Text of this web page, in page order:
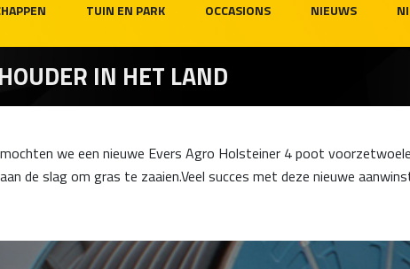
TUIN EN PARK OCCASIONS NIEUWS
IN HET LAND
we een nieuwe Evers Agro Holsteiner 4 poot
de slag om gras te zaaien.Veel succes met deze nieuwe